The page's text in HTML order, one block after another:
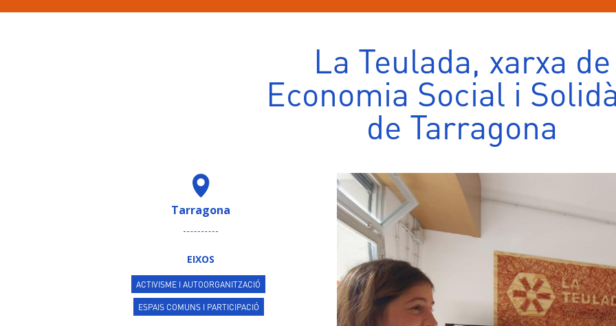
La Teulada, xarxa de
Economia Social i
de Tarragona
Tarragona
EIXOS
ACTIVISME I AUTOORGANITZACIÓ
ESPAIS COMUNS I PARTICIPACIÓ